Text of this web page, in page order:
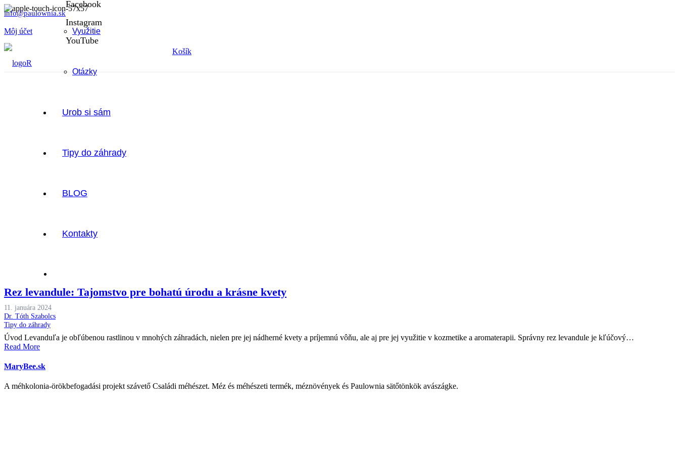
info@paulownia.sk
Môj účet
Facebook
Instagram
YouTube
Využitie
Otázky
Urob si sám
Tipy do záhrady
BLOG
Kontakty
Košík
Rez levandule: Tajomstvo pre bohatú úrodu a krásne kvety
11. januára 2024
Dr. Tóth Szabolcs
Tipy do záhrady
Úvod Levanduľa je obľúbenou rastlinou v mnohých záhradách, nielen pre jej nádherné kvety a príjemnú vôňu, ale aj pre jej využitie v kozmetike a aromaterapii. Správny rez levandule je kľúčový…
Read More
MaryBee.sk
A méhkolonia-örökbefogadási projekt szávető Családi méhészet. Méz és méhészeti termék, méznövények és Paulownia sätőtönkök avászágke.